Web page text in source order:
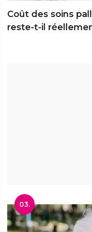
Coût des soins
reste-t-il
03.